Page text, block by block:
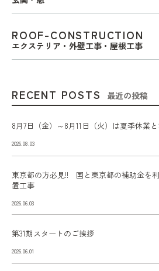
ROOF-CONSTRUCTION
エクステリア・外壁工事・屋根工事
RECENT POSTS 最近の投稿
8月7日（金）～8月11日（火）は夏季休業
2026.08.03
東京都の方必見!! 国と東京都の補助金を
置工事
2026.06.03
第31期スタートのご挨拶
2026.06.01